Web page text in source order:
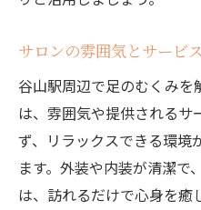
サロンの雰囲気とサービ
谷山駅周辺で足のむくみ
は、雰囲気や提供されるサ
ず、リラックスできる環境
ます。外装や内装が清潔で
は、訪れるだけで心身を癒